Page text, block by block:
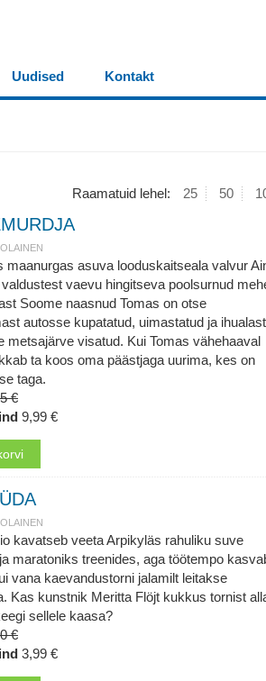
Uudised Kontakt
Raamatuid lehel: 25 50
maanurgas asuva looduskaitseala valvur
vaevu hingitseva poolsurnud
Soome naasnud Tomas on otse
autosse kupatatud, uimastatud ja
metsajärve visatud. Kui Tomas vähehaaval
ta koos oma päästjaga uurima, kes on
taga.
€
9,99 €
kavatseb veeta Arpikyläs rahuliku suve
maratoniks treenides, aga töötempo
vana kaevandustorni jalamilt leitakse
Kas kunstnik Meritta Flöjt kukkus tornist
sellele kaasa?
€
3,99 €